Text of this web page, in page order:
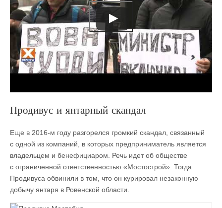
Продивус и янтарный скандал
Еще в 2016-м году разгорелся громкий скандал, связанный
с одной из компаний, в которых предприниматель является
владельцем и бенефициаром. Речь идет об обществе
с ограниченной ответственностью «Мостострой». Тогда
Продивуса обвинили в том, что он курировал незаконную
добычу янтаря в Ровенской области.